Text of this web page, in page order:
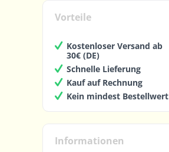
Vorteile
Kostenloser Versand ab
30€ (DE)
Schnelle Lieferung
Kauf auf Rechnung
Kein mindest Bestellwert
Informationen